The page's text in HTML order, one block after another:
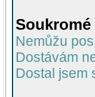
Soukromé
Nemůžu
Dostávám
Dostal jsem